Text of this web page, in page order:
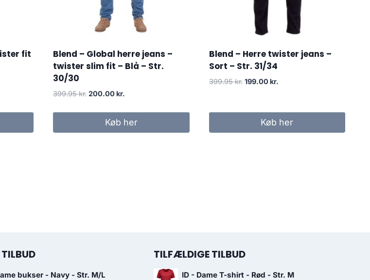
fit
Blend – Global herre jeans –
twister slim fit – Blå – Str.
30/30
399.95kr. Original
399.95 kr..
200.00 kr.
200.00 kr..
Køb her
Blend – Herre twister jeans –
Sort – Str. 31/34
399.95kr. Original
399.95 kr..
199.00 kr.
199.00 kr..
Køb her
bukser - Navy - Str. M/L
TILFÆLDIGE TILBUD
ID - Dame T-shirt - Rød - Str. M